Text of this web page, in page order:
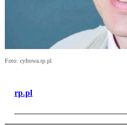
Foto: cyfrowa.rp.pl
rp.pl